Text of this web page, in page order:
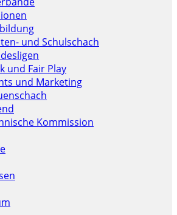
und Schulschach
und Fair Play
und Marketing
Kommission